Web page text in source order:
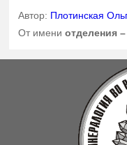
Автор: Плотинская
От имениотделения